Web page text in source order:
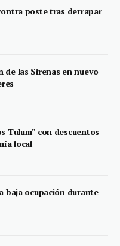
poste tras derrapar
de las Sirenas en nuevo
Tulum” con descuentos
local
baja ocupación durante